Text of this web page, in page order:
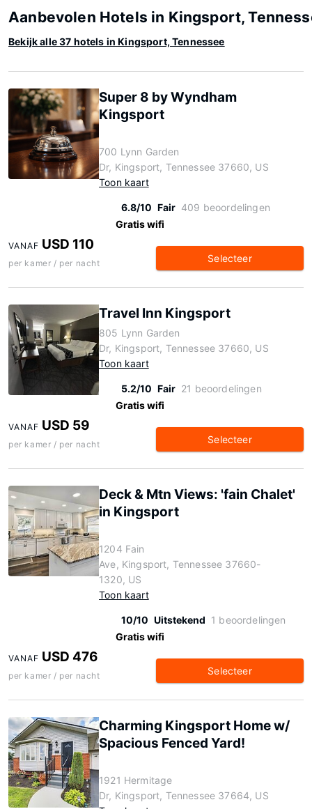
Aanbevolen Hotels in Kingsport,
Bekijk alle 37 hotels in Kingsport, Tennessee
Super 8 by Wyndham
Kingsport
700 Lynn Garden
Dr, Kingsport, Tennessee 37660, US
Toon kaart
6.8/10 Fair 409 beoordelingen
Gratis wifi
VANAF USD 110
per kamer / per nacht Selecteer
Travel Inn Kingsport
805 Lynn Garden
Dr, Kingsport, Tennessee 37660, US
Toon kaart
5.2/10 Fair 21 beoordelingen
Gratis wifi
VANAF USD 59
per kamer / per nacht Selecteer
Deck & Mtn Views: 'fain Chalet'
in Kingsport
1204 Fain
Ave, Kingsport, Tennessee 37660-
1320, US
Toon kaart
10/10 Uitstekend 1 beoordelingen
Gratis wifi
VANAF USD 476
per kamer / per nacht Selecteer
Charming Kingsport Home w/
Spacious Fenced Yard!
1921 Hermitage
Dr, Kingsport, Tennessee 37664, US